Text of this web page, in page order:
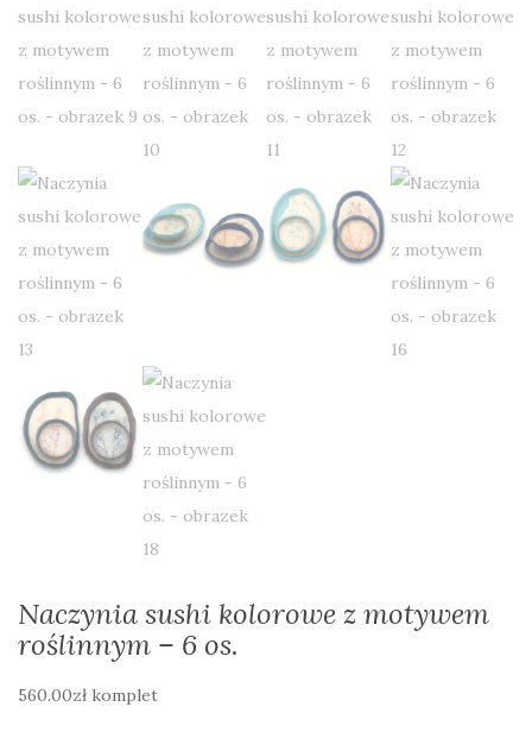
Naczynia sushi kolorowe z motywem
roślinnym – 6 os.
560.00zł komplet